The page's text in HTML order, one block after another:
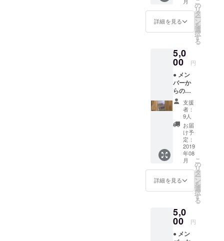
せました。
これからど
んな作品が
生まれてい
くのか。
期待に胸を
膨らませ
て。（パン
だけに。）
はメー
ルでお
送りさ
せて頂
きま
詳細を見る
の
リ
タ
ー
ン
を
選
択
す
る
5,0
00 円
● メン
バーか
らのお
礼メー
ル ●
Creem
Pan主
催の座
談会 招
待券 ※
招待券
はメー
ルでお
送りさ
せて頂
きま
映画パ
ンフ
レット
支援
者：
9人
お届
け予
定：
2019
年08
月
詳細を見る
こ
の
リ
タ
ー
ン
を
選
択
す
る
5,0
00 円
● メン